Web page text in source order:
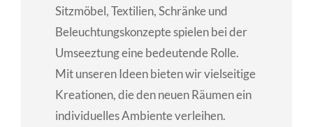
Sitzmöbel, Textilien, Schränke und
Beleuchtungskonzepte spielen bei der
Umseeztung eine bedeutende Rolle.
Mit unseren Ideen bieten wir vielseitige
Kreationen, die den neuen Räumen ein
individuelles Ambiente verleihen.